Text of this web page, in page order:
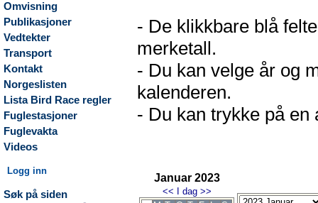
Omvisning
Publikasjoner
Vedtekter
Transport
Kontakt
Norgeslisten
Lista Bird Race regler
Fuglestasjoner
Fuglevakta
Videos
Logg inn
Søk på siden
- De klikkbare blå
merketall.
- Du kan velge år og
kalenderen.
- Du kan trykke på en
Januar 2023
<< I dag >>